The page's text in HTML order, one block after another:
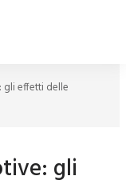
gli effetti delle
gli